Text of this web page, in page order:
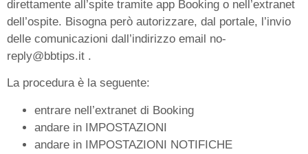
direttamente all’spite tramite app Booking o nell’extranet
dell’ospite. Bisogna però autorizzare, dal portale, l’invio
delle comunicazioni dall’indirizzo email no-
reply@bbtips.it .
La procedura è la seguente:
entrare nell’extranet di Booking
andare in IMPOSTAZIONI
andare in IMPOSTAZIONI NOTIFICHE